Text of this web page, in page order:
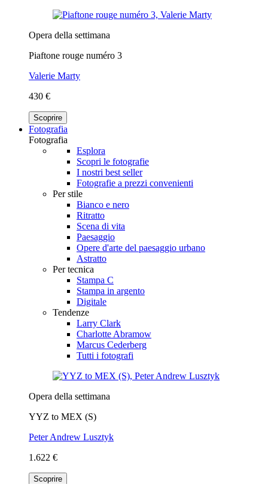
Opera della settimana
Piaftone rouge numéro 3
Valerie Marty
430 €
Scoprire
Fotografia
Fotografia
Esplora
Scopri le fotografie
I nostri best seller
Fotografie a prezzi convenienti
Per stile
Bianco e nero
Ritratto
Scena di vita
Paesaggio
Opere d'arte del paesaggio urbano
Astratto
Per tecnica
Stampa C
Stampa in argento
Digitale
Tendenze
Larry Clark
Charlotte Abramow
Marcus Cederberg
Tutti i fotografi
Opera della settimana
YYZ to MEX (S)
Peter Andrew Lusztyk
1.622 €
Scoprire